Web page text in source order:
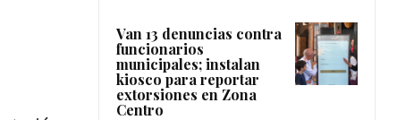
Van 13 denuncias contra
funcionarios
municipales; instalan
kiosco para reportar
extorsiones en Zona
Centro